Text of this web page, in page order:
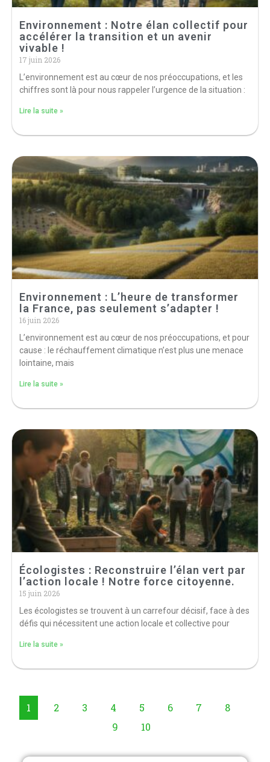
Environnement : Notre élan collectif pour
accélérer la transition et un avenir
vivable !
17 juin 2026
L’environnement est au cœur de nos préoccupations, et les
chiffres sont là pour nous rappeler l’urgence de la situation :
Lire la suite »
Environnement : L’heure de transformer
la France, pas seulement s’adapter !
16 juin 2026
L’environnement est au cœur de nos préoccupations, et pour
cause : le réchauffement climatique n’est plus une menace
lointaine, mais
Lire la suite »
Écologistes : Reconstruire l’élan vert par
l’action locale ! Notre force citoyenne.
15 juin 2026
Les écologistes se trouvent à un carrefour décisif, face à des
défis qui nécessitent une action locale et collective pour
Lire la suite »
1 2 3 4 5 6 7
8
9
10